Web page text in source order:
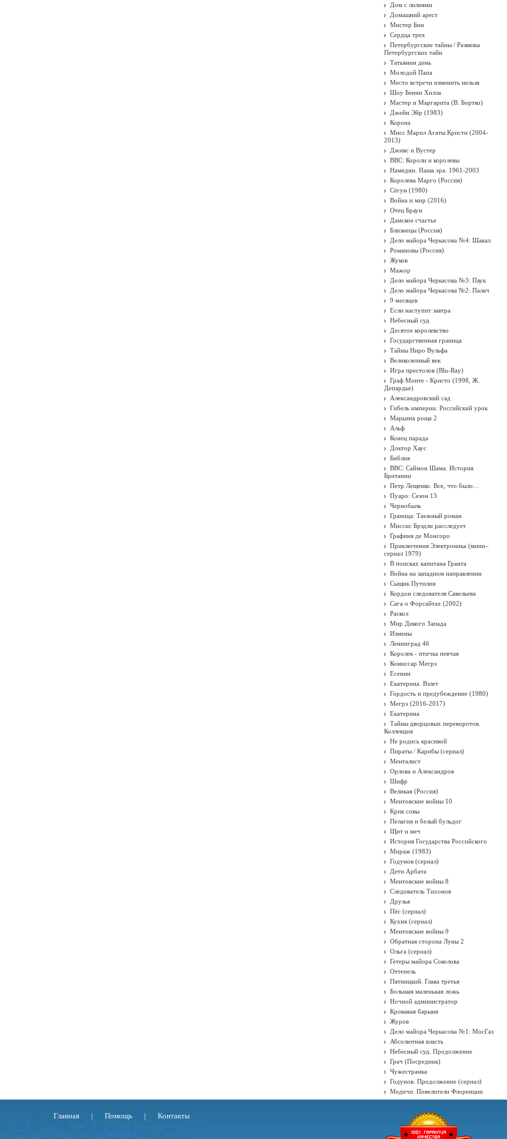
Дом с лилиями
Домашний арест
Мистер Бин
Сердца трех
Петербургские тайны / Развязка
Петербургских тайн
Татьянин день
Молодой Папа
Место встречи изменить нельзя
Шоу Бенни Хилла
Мастер и Маргарита (В. Бортко)
Джейн Эйр (1983)
Корона
Мисс Марпл Агаты Кристи (2004-
2013)
Дживс и Вустер
BBC: Короли и королевы
Намедни. Наша эра. 1961-2003
Королева Марго (Россия)
Сёгун (1980)
Война и мир (2016)
Отец Браун
Дамское счастье
Близнецы (Россия)
Дело майора Черкасова №4: Шакал
Романовы (Россия)
Жуков
Мажор
Дело майора Черкасова №3: Паук
Дело майора Черкасова №2: Палач
9 месяцев
Если наступит завтра
Небесный суд
Десятое королевство
Государственная граница
Тайны Ниро Вульфа
Великолепный век
Игра престолов (Blu-Ray)
Граф Монте - Кристо (1998, Ж.
Депардье)
Александровский сад
Гибель империи. Российский урок
Марьина роща 2
Альф
Конец парада
Доктор Хаус
Библия
BBC: Саймон Шама. История
Британии
Петр Лещенко. Все, что было…
Пуаро: Сезон 13
Чернобыль
Граница: Таежный роман
Миссис Брэдли расследует
Графиня де Монсоро
Приключения Электроника (мини–
сериал 1979)
В поисках капитана Гранта
Война на западном направлении
Сыщик Путилин
Кордон следователя Савельева
Сага о Форсайтах (2002)
Раскол
Мир Дикого Запада
Измены
Ленинград 46
Королек - птичка певчая
Комиссар Мегрэ
Есенин
Екатерина. Взлет
Гордость и предубеждение (1980)
Мегрэ (2016-2017)
Екатерина
Тайны дворцовых переворотов.
Коллекция
Не родись красивой
Пираты / Карибы (сериал)
Менталист
Орлова и Александров
Шифр
Великая (Россия)
Ментовские войны 10
Крик совы
Пелагия и белый бульдог
Щит и меч
История Государства Российского
Мираж (1983)
Годунов (сериал)
Дети Арбата
Ментовские войны 8
Следователь Тихонов
Друзья
Пёс (сериал)
Кухня (сериал)
Ментовские войны 9
Обратная сторона Луны 2
Ольга (сериал)
Гетеры майора Соколова
Оттепель
Пятницкий. Глава третья
Большая маленькая ложь
Ночной администратор
Кровавая барыня
Журов
Дело майора Черкасова №1: МосГаз
Абсолютная власть
Небесный суд. Продолжение
Грач (Посредник)
Чужестранка
Годунов. Продолжение (сериал)
Медичи: Повелители Флоренции
Главная | Помощь | Контакты
43 : 1.39